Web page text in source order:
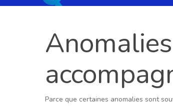
Parce que certaines anomalies sont